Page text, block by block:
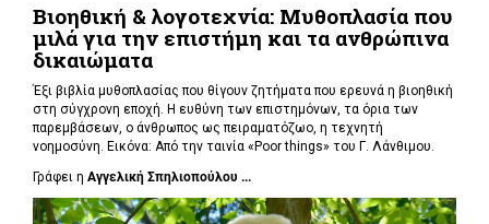
Βιοηθική & λογοτεχνία: Μυθοπλασία που
μιλά για την επιστήμη και τα ανθρώπινα
δικαιώματα
Έξι βιβλία μυθοπλασίας που θίγουν ζητήματα που ερευνά η βιοηθική
στη σύγχρονη εποχή. Η ευθύνη των επιστημόνων, τα όρια των
παρεμβάσεων, ο άνθρωπος ως πειραματόζωο, η τεχνητή
νοημοσύνη. Εικόνα: Από την ταινία «Poor things» του Γ. Λάνθιμου.
Γράφει η Αγγελική Σπηλιοπούλου ...